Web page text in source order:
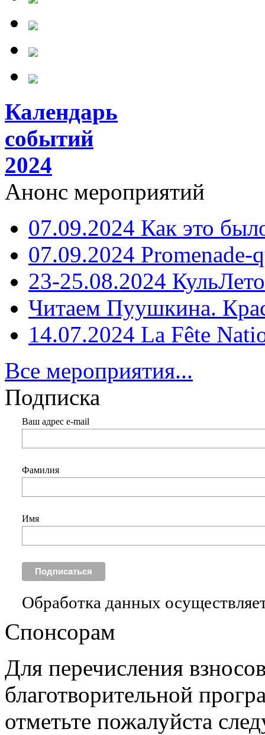
Календарь
событий
2024
Анонс мероприятий
07.09.2024 Как это
07.09.2024 Promenade-
23-25.08.2024 КульЛето
Читаем Пуушкина.
14.07.2024 La Fête
Все мероприятия...
Подписка
Ваш адрес e-mail
Фамилия
Имя
Обработка данных
Спонсорам
Для перечисления
благотворительной
отметьте пожалуйста